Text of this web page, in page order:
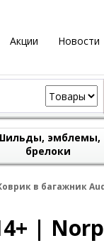
Акции Новости
эмблемы,
брелоки
в багажник
|